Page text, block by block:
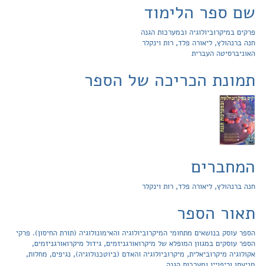
שם ספר הלימוד
פרקים במיקרוביולוגיה ובמערכות הגנה
חנה ברנהולץ, ליאורה פלד, רות וינקלר
האוניברסיטה העברית
תמונת הכריכה של הספר
המחברים
חנה ברנהולץ, ליאורה פלד, רות וינקלר
תאור הספר
הספר עוסק בנושאים מתחומי המיקרוביולוגיה והאימונולוגיה (תורת החיסון). פרקי
הספר עוסקים במגוון המופלא של מיקרואורגניזמים, גידול מיקרואורגניזמים,
אקולוגיה מיקרוביאלית, מיקרוביולוגיה והאדם (ביוטכנולוגיה), נגיפים, מחלות,